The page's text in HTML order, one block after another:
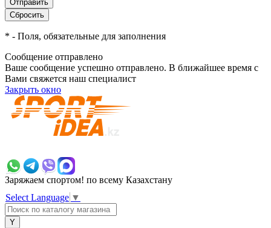
* - Поля, обязательные для заполнения
Сообщение отправлено
Ваше сообщение успешно отправлено. В ближайшее время с
Вами свяжется наш специалист
Закрыть окно
Заряжаем спортом! по всему Казахстану
Select Language ▼